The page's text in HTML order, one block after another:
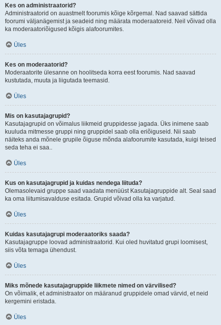
Kes on administraatorid?
Administraatorid on auastmelt foorumis kõige kõrgemal. Nad saavad sättida
foorumi väljanägemist ja seadeid ning määrata moderaatoreid. Neil võivad olla
ka moderaatoriõigused kõigis alafoorumites.
Üles
Kes on moderaatorid?
Moderaatorite ülesanne on hoolitseda korra eest foorumis. Nad saavad
kustutada, muuta ja liigutada teemasid.
Üles
Mis on kasutajagrupid?
Kasutajagrupid on võimalus liikmeid gruppidesse jagada. Üks inimene saab
kuuluda mitmesse gruppi ning gruppidel saab olla eriõiguseid. Nii saab
näiteks anda mõnele grupile õiguse mõnda alafoorumite kasutada, kuigi teised
seda teha ei saa..
Üles
Kus on kasutajagrupid ja kuidas nendega liituda?
Olemasolevaid gruppe saad vaadata menüüst Kasutajagruppide alt. Seal saad
ka oma liitumisavalduse esitada. Grupid võivad olla ka varjatud.
Üles
Kuidas kasutajagrupi moderaatoriks saada?
Kasutajagruppe loovad administraatorid. Kui oled huvitatud grupi loomisest,
siis võta temaga ühendust.
Üles
Miks mõnede kasutajagruppide liikmete nimed on värvilised?
On võimalik, et administraator on määranud gruppidele omad värvid, et neid
kergemini eristada.
Üles